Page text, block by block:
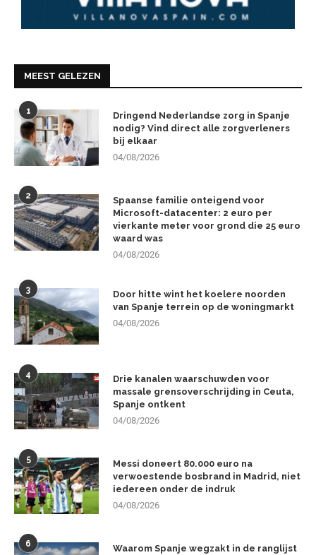
MEEST GELEZEN
1
Dringend Nederlandse zorg in Spanje
nodig? Vind direct alle zorgverleners
bij elkaar
04/08/2026
2
Spaanse familie onteigend voor
Microsoft-datacenter: 2 euro per
vierkante meter voor grond die 25 euro
waard was
04/08/2026
3
Door hitte wint het koelere noorden
van Spanje terrein op de woningmarkt
04/08/2026
4
Drie kanalen waarschuwden voor
massale grensoverschrijding in Ceuta,
Spanje ontkent
04/08/2026
5
Messi doneert 80.000 euro na
verwoestende bosbrand in Madrid, niet
iedereen onder de indruk
04/08/2026
6
Waarom Spanje wegzakt in de ranglijst